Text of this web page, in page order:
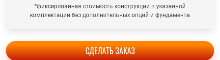
*фиксированная стоимость конструкции в указанной
комплектации без дополнительных опций и фундамента
СДЕЛАТЬ ЗАКАЗ